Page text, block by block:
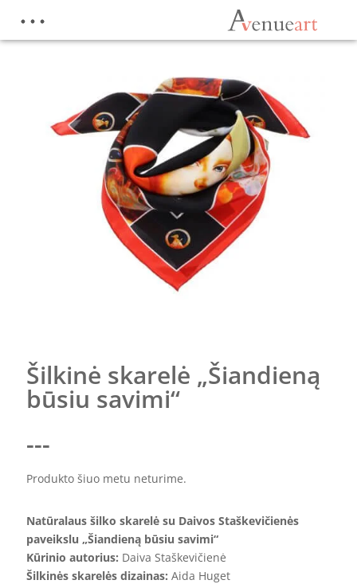
Šilkinė skarelė „Šiandieną
būsiu savimi“
---
Produkto šiuo metu neturime.
Natūralaus šilko skarelė su Daivos Staškevičienės
paveikslu „Šiandieną būsiu savimi“
Kūrinio autorius: Daiva Staškevičienė
Šilkinės skarelės dizainas: Aida Huget